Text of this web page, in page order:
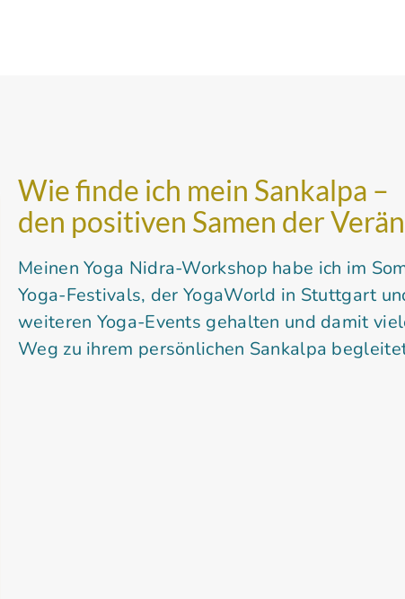
Wie finde ich mein Sankalpa –
den positiven Samen der
Meinen Yoga Nidra-Workshop habe ich im
Yoga-Festivals, der YogaWorld in Stuttgart
weiteren Yoga-Events gehalten und damit
Weg zu ihrem persönlichen Sankalpa